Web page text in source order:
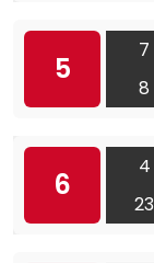
5
7
8
6
4
23